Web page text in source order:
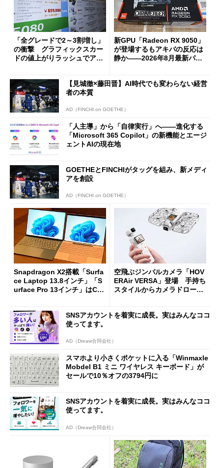
「全グレードで2～3割増し」
の衝撃 グラフィックスカー
ドの値上がりラッシュでアキ
新GPU「Radeon RX 9050」
が登場するもアキバの反応は
静か――2026年8月最新パー
【見城徹×藤田晋】AI時代でも変わらない経営
者の本質
AD（FINCHI on GOETHE）
「人主導」から「自律実行」へ――進化する
「Microsoft 365 Copilot」の新機能とエージ
ェントAIの現在地
GOETHEとFINCHIがタッグを組み、新メディ
アを創設
AD（FINCHI on GOETHE）
Snapdragon X2搭載「Surfa
ce Laptop 13.8インチ」「S
urface Pro 13インチ」はCop
た
空飛ぶジンバルカメラ「HOV
ERAir VERSA」登場 手持ち
スタイルからカメラドローン
SNSアカウントを着実に成長。実はみんなココ
使ってます。
AD（Dreaw合同会社）
スマホより小さくポケットに入る「Winmaxle
Mobdel B1 ミニ ワイヤレス キーボード」が
セールで10％オフの3794円に
SNSアカウントを着実に成長。実はみんなココ
使ってます。
AD（Dreaw合同会社）